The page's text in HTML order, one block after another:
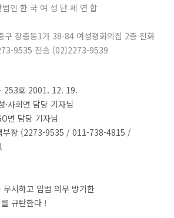
법인 한 국 여 성 단 체 연 합
장충동1가 38-84 여성평화의집 2층 전화
9535 전송 (02)2273-9539
253호 2001. 12. 19.
·사회면 담당 기자님
면 담당 기자님
부장 (2273-9535 / 011-738-4815 /
시하고 입법 의무 방기한
규탄한다 !